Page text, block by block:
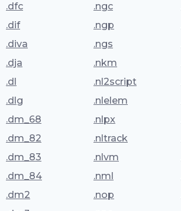
.dfc
.dif
.diva
.dja
.dl
.dlg
.dm_68
.dm_82
.dm_83
.dm_84
.dm2
.ngc
.ngp
.ngs
.nkm
.nl2script
.nlelem
.nlpx
.nltrack
.nlvm
.nml
.nop